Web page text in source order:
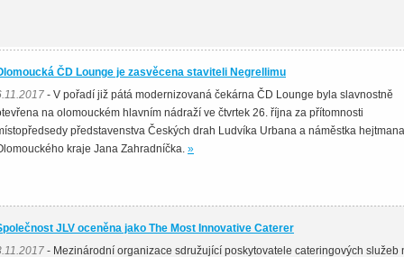
ČD Lounge je zasvěcena staviteli Negrellimu
- V pořadí již pátá modernizovaná čekárna ČD Lounge byla slavnostně
na olomouckém hlavním nádraží ve čtvrtek 26. října za přítomnosti
představenstva Českých drah Ludvíka Urbana a náměstka hejtmana
kraje Jana Zahradníčka. »
JLV oceněna jako The Most Innovative Caterer
- Mezinárodní organizace sdružující poskytovatele cateringových služeb